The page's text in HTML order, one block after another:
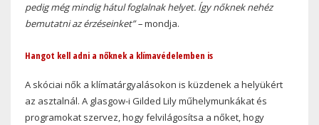
pedig még mindig hátul foglalnak helyet. Így nőknek nehéz
bemutatni az érzéseinket” –mondja.
Hangot kell adni a nőknek a klímavédelemben is
A skóciai nők a klímatárgyalásokon is küzdenek a helyükért
az asztalnál. A glasgow-i Gilded Lily műhelymunkákat és
programokat szervez, hogy felvilágosítsa a nőket, hogy